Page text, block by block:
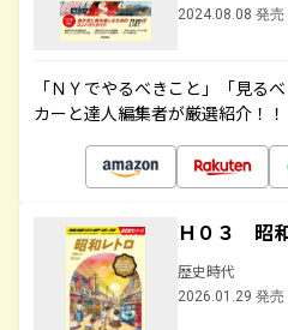
2024.08.08 発売
「ＮＹでやるべきこと」「見る
カーと達人編集者が厳選紹介！
Ｈ０３ 昭
歴史時代
2026.01.29 発売